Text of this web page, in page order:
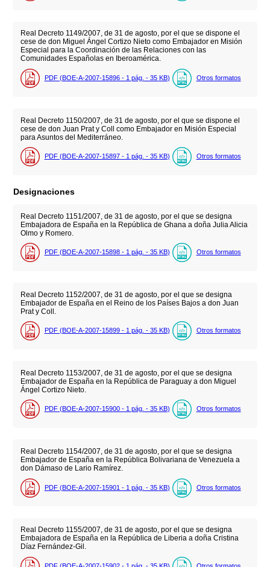
Real Decreto 1149/2007, de 31 de agosto, por el que se dispone el
cese de don Miguel Ángel Cortizo Nieto como Embajador en Misión
Especial para la Coordinación de las Relaciones con las
Comunidades Españolas en Iberoamérica.
PDF (BOE-A-2007-15896 - 1 pág. - 35 KB) Otros formatos
Real Decreto 1150/2007, de 31 de agosto, por el que se dispone el
cese de don Juan Prat y Coll como Embajador en Misión Especial
para Asuntos del Mediterráneo.
PDF (BOE-A-2007-15897 - 1 pág. - 35 KB) Otros formatos
Designaciones
Real Decreto 1151/2007, de 31 de agosto, por el que se designa
Embajadora de España en la República de Ghana a doña Julia Alicia
Olmo y Romero.
PDF (BOE-A-2007-15898 - 1 pág. - 35 KB) Otros formatos
Real Decreto 1152/2007, de 31 de agosto, por el que se designa
Embajador de España en el Reino de los Países Bajos a don Juan
Prat y Coll.
PDF (BOE-A-2007-15899 - 1 pág. - 35 KB) Otros formatos
Real Decreto 1153/2007, de 31 de agosto, por el que se designa
Embajador de España en la República de Paraguay a don Miguel
Ángel Cortizo Nieto.
PDF (BOE-A-2007-15900 - 1 pág. - 35 KB) Otros formatos
Real Decreto 1154/2007, de 31 de agosto, por el que se designa
Embajador de España en la República Bolivariana de Venezuela a
don Dámaso de Lario Ramírez.
PDF (BOE-A-2007-15901 - 1 pág. - 35 KB) Otros formatos
Real Decreto 1155/2007, de 31 de agosto, por el que se designa
Embajadora de España en la República de Liberia a doña Cristina
Díaz Fernández-Gil.